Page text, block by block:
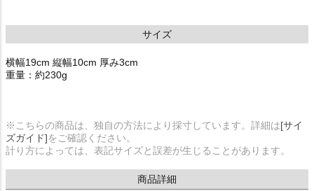
サイズ
横幅19cm 縦幅10cm 厚み3cm
重量：約230g
※こちらの商品は、独自の方法により採寸しています。詳細は[サイ
ズガイド]をご確認ください。
計り方によっては、表記サイズと誤差が生じることがあります。
商品詳細